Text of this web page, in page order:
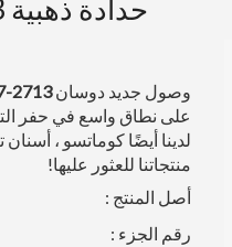
وصول جديد دوسان2713-1217
على نطاق واسع في حفر
لدينا أيضًا كوماتسو ، أسنان
منتجاتنا للعثور عليها!
أصل المنتج :
رقم الجزء :